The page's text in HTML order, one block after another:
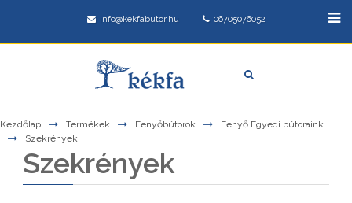
info@kekfabutor.hu 06705076052
Kezdőlap Termékek Fenyőbútorok
Fenyő Egyedi bútoraink
Szekrények
Szekrények